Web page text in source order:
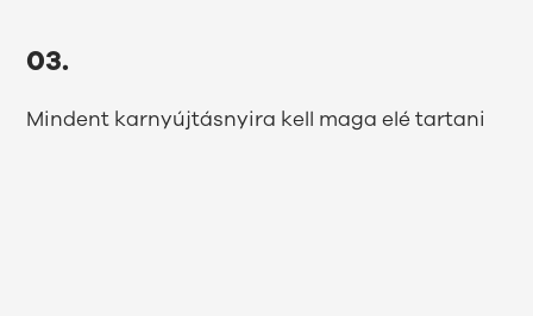
03.
Mindent karnyújtásnyira kell maga elé tartani